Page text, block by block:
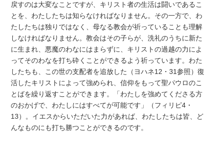
戻すのは大変なことですが、キリスト者の生活は闘いであるこ
とを、わたしたちは知らなければなりません。その一方で、わ
たしたちは独りではなく、母なる教会が祈っていることも理解
しなければなりません。教会はその子らが、洗礼のうちに新た
に生まれ、悪魔のわなにはまらずに、キリストの過越の力によ
ってそのわなを打ち砕くことができるよう祈っています。わた
したちも、この世の支配者を追放した（ヨハネ12・31参照）復
活したキリストによって強められ、信仰をもって聖パウロのこ
とばを繰り返すことができます。「わたしを強めてくださる方
のおかげで、わたしにはすべてが可能です」（フィリピ4・
13）。イエスからいただいた力があれば、わたしたちは皆、ど
んなものにも打ち勝つことができるのです。